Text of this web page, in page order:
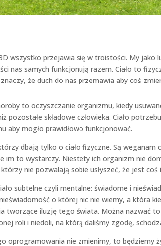
wszystko przejawia się w troistości. My
nas samych funkcjonują razem. Ciało to
że duch do nas przemawia aby coś
to oczyszczanie organizmu, kiedy
pozostałe składowe człowieka. Ciało
aby mogło prawidłowo funkcjonować.
dbają tylko o ciało fizyczne. Są weganam
im to wystarczy. Niestety ich organizm nie
nie pozwalają sobie usłyszeć, że jest coś
subtelne czyli mentalne: świadome i
o której nic nie wiemy, a która
tworzące iluzję tego świata. Można nazwać
roli i niedoli, na którą daliśmy zgodę,
oprogramowania nie zmienimy, to będziemy